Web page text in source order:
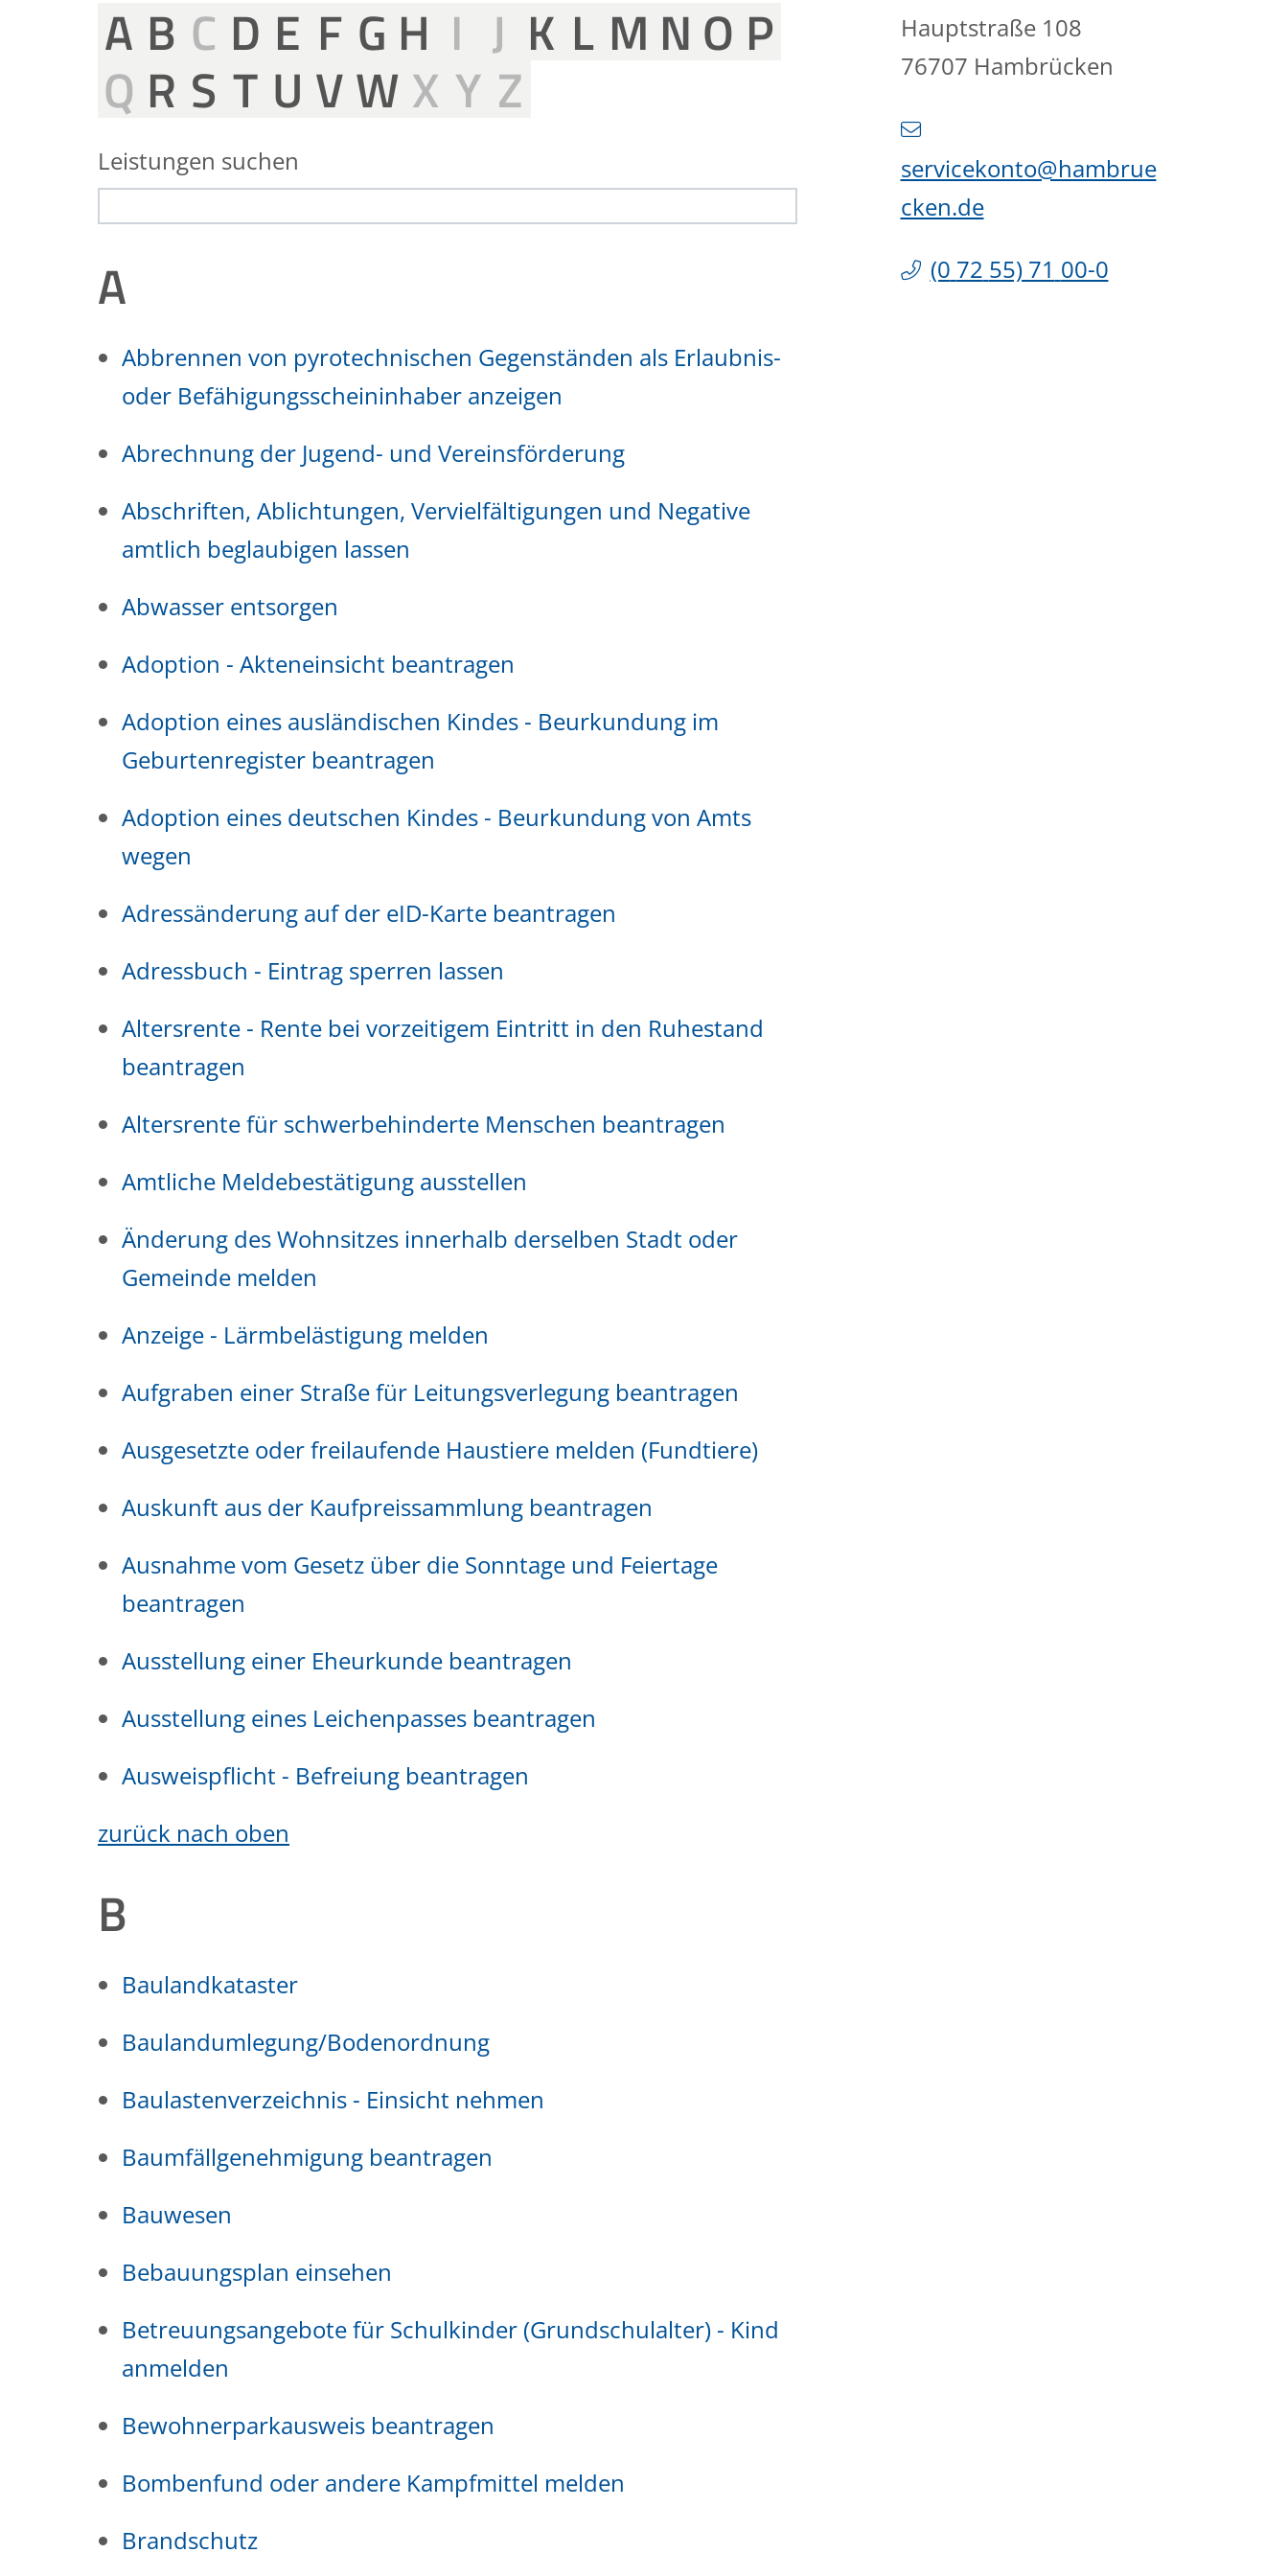
A B C D E F G H I J K L M N O P
Q R S T U VWX Y Z
Leistungen suchen
A
Abbrennen von pyrotechnischen Gegenständen als Erlaubnis-
oder Befähigungsscheininhaber anzeigen
Abrechnung der Jugend- und Vereinsförderung
Abschriften, Ablichtungen, Vervielfältigungen und Negative
amtlich beglaubigen lassen
Abwasser entsorgen
Adoption - Akteneinsicht beantragen
Adoption eines ausländischen Kindes - Beurkundung im
Geburtenregister beantragen
Adoption eines deutschen Kindes - Beurkundung von Amts
wegen
Adressänderung auf der eID-Karte beantragen
Adressbuch - Eintrag sperren lassen
Altersrente - Rente bei vorzeitigem Eintritt in den Ruhestand
beantragen
Altersrente für schwerbehinderte Menschen beantragen
Amtliche Meldebestätigung ausstellen
Änderung des Wohnsitzes innerhalb derselben Stadt oder
Gemeinde melden
Anzeige - Lärmbelästigung melden
Aufgraben einer Straße für Leitungsverlegung beantragen
Ausgesetzte oder freilaufende Haustiere melden (Fundtiere)
Auskunft aus der Kaufpreissammlung beantragen
Ausnahme vom Gesetz über die Sonntage und Feiertage
beantragen
Ausstellung einer Eheurkunde beantragen
Ausstellung eines Leichenpasses beantragen
Ausweispflicht - Befreiung beantragen
zurück nach oben
B
Baulandkataster
Baulandumlegung/Bodenordnung
Baulastenverzeichnis - Einsicht nehmen
Baumfällgenehmigung beantragen
Bauwesen
Bebauungsplan einsehen
Betreuungsangebote für Schulkinder (Grundschulalter) - Kind
anmelden
Bewohnerparkausweis beantragen
Bombenfund oder andere Kampfmittel melden
Brandschutz
Hauptstraße 108
76707 Hambrücken
servicekonto@hambrue
cken.de
(0 72 55) 71 00-0